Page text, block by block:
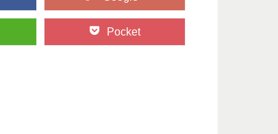
Pocket